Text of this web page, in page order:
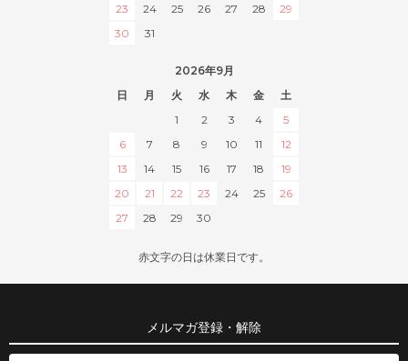
23
24 25 26 27 28
29
30
31
2026年9月
日
月 火 水 木 金
土
1
2 3 4
5
6
7 8 9 10 11
12
13
14 15 16 17 18
19
20
21 22 23 24 25
26
27
28 29 30
赤文字の日は休業日です。
メルマガ登録・解除